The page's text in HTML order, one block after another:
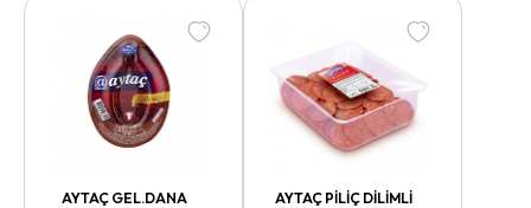
AYTAÇ GEL.DANA
AYTAÇ PİLİÇ DİLİMLİ